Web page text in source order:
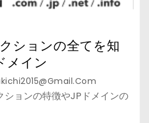
ションの全てを知
メイン
ションの特徴やJPドメインの